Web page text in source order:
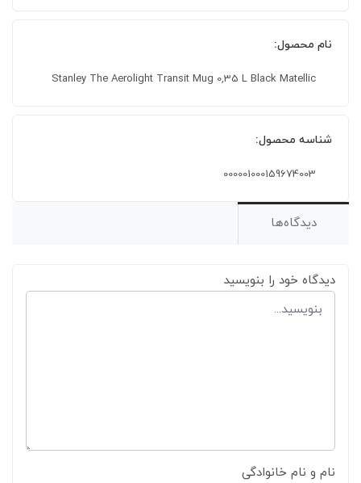
نام محصول:
Stanley The Aerolight Transit Mug 0,35 L Black Matellic
شناسه محصول:
000001000159674003
دیدگاه‌ها
دیدگاه خود را بنویسید
نام و نام خانوادگی